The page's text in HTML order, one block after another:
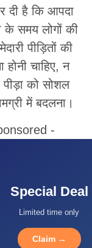
दी है कि आपदा
के समय लोगों की
पीड़ितों की
होनी चाहिए, न
को सोशल
में बदलना।
-
Special Deal
Limited time only
Claim →